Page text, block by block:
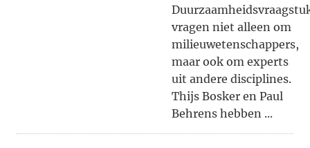
vragen niet alleen om
milieuwetenschappers,
maar ook om experts
uit andere disciplines.
Thijs Bosker en Paul
Behrens hebben ...